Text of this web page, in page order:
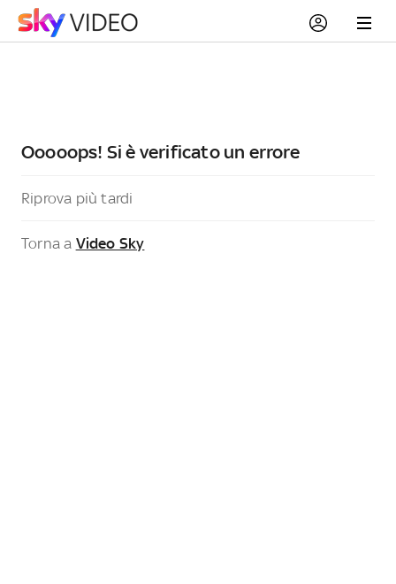
Ooooops! Si è verificato un errore
Riprova più tardi
Torna a Video Sky